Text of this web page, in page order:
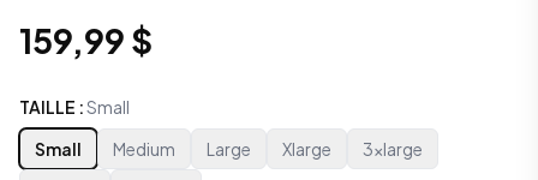
159,99 $
TAILLE :Small
Small
Medium Large Xlarge
3xlarge